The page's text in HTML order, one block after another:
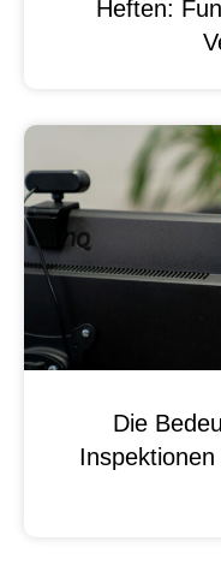
Heften:
Die